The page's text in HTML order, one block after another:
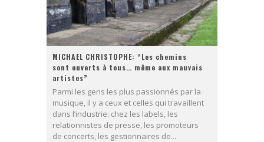
MICHAEL CHRISTOPHE: “Les chemins
sont ouverts à tous… même aux mauvais
artistes”
Parmi les gens les plus passionnés par la
musique, il y a ceux et celles qui travaillent
dans l’industrie: chez les labels, les
relationnistes de presse, les promoteurs
de concerts, les gestionnaires de...